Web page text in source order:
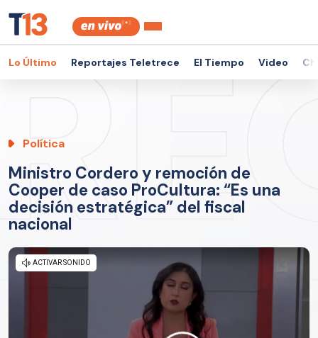
Lo Último Reportajes Teletrece El Tiempo Video
Política
Ministro Cordero y remoción de
Cooper de caso ProCultura: “Es una
decisión estratégica” del fiscal
nacional